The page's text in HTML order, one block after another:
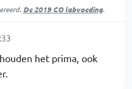
De 2019 CO labvoeding.
het prima, ook